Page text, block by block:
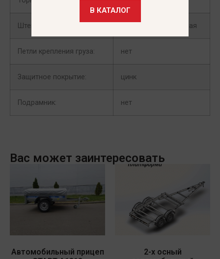
Штекер: вилка 7-ми контактная
Петли крепления груза: нет
Защитное покрытие: цинк
Подрамник: нет
Вас может заинтересовать
Автомобильный прицеп
2-х осный
В КАТАЛОГ